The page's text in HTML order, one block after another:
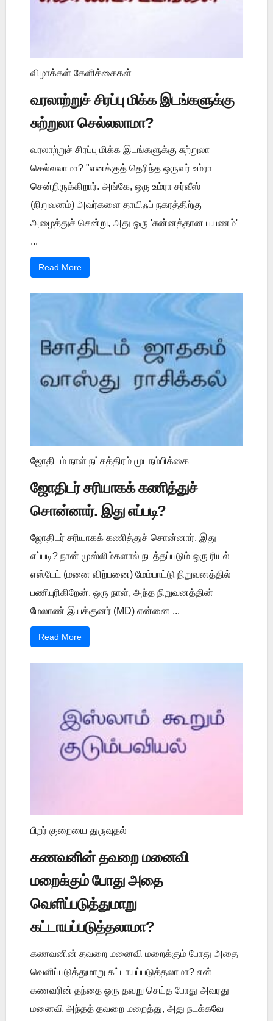
விழாக்கள் கேளிக்கைகள்
வரலாற்றுச் சிரப்பு மிக்க இடங்களுக்கு
சுற்றுலா செல்லலாமா?
வரலாற்றுச் சிரப்பு மிக்க இடங்களுக்கு சுற்றுலா
செல்லலாமா? "எனக்குத் தெரிந்த ஒருவர் உம்ரா
சென்றிருக்கிறார். அங்கே, ஒரு உம்ரா சர்வீஸ்
(நிறுவனம்) அவர்களை தாயிஃப் நகரத்திற்கு
அழைத்துச் சென்று, அது ஒரு 'சுன்னத்தான பயணம்'
...
Read More
ஜோதிடம் நாள் நட்சத்திரம் மூடநம்பிக்கை
ஜோதிடர் சரியாகக் கணித்துச்
சொன்னார். இது எப்படி?
ஜோதிடர் சரியாகக் கணித்துச் சொன்னார். இது
எப்படி? நான் முஸ்லிம்களால் நடத்தப்படும் ஒரு ரியல்
எஸ்டேட் (மனை விற்பனை) மேம்பாட்டு நிறுவனத்தில்
பணிபுரிகிறேன். ஒரு நாள், அந்த நிறுவனத்தின்
மேலாண் இயக்குனர் (MD) என்னை ...
Read More
பிறர் குறையை துருவுதல்
கணவனின் தவறை மனைவி
மறைக்கும் போது அதை
வெளிப்படுத்துமாறு
கட்டாயப்படுத்தலாமா?
கணவனின் தவறை மனைவி மறைக்கும் போது அதை
வெளிப்படுத்துமாறு கட்டாயப்படுத்தலாமா? என்
கணவரின் தந்தை ஒரு தவறு செய்த போது அவரது
மனைவி அந்தத் தவறை மறைத்து, அது நடக்கவே